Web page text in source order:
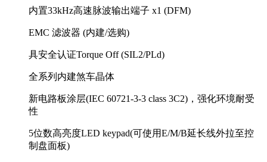
内置33kHz高速脉波输出端子 x1 (DFM)
EMC 滤波器 (内建/选购)
具安全认证Torque Off (SIL2/PLd)
全系列内建煞车晶体
新电路板涂层(IEC 60721-3-3 class 3C2)，强化环境耐受
性
5位数高亮度LED keypad(可使用E/M/B延长线外拉至控
制盘面板)